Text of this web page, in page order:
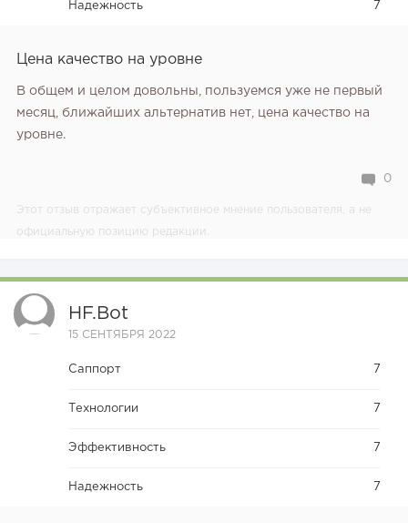
Надежность 7
Цена качество на уровне
В общем и целом довольны, пользуемся уже не первый
месяц, ближайших альтернатив нет, цена качество на
уровне.
0
Этот отзыв отражает субъективное мнение пользователя, а не
официальную позицию редакции.
HF.bot
15 СЕНТЯБРЯ 2022
Саппорт 7
Технологии 7
Эффективность 7
Надежность 7